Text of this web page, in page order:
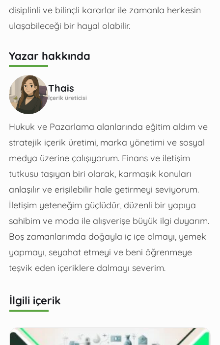
disiplinli ve bilinçli kararlar ile zamanla herkesin
ulaşabileceği bir hayal olabilir.
Yazar hakkında
Thais
İçerik üreticisi
Hukuk ve Pazarlama alanlarında eğitim aldım ve
stratejik içerik üretimi, marka yönetimi ve sosyal
medya üzerine çalışıyorum. Finans ve iletişim
tutkusu taşıyan biri olarak, karmaşık konuları
anlaşılır ve erişilebilir hale getirmeyi seviyorum.
İletişim yeteneğim güçlüdür, düzenli bir yapıya
sahibim ve moda ile alışverişe büyük ilgi duyarım.
Boş zamanlarımda doğayla iç içe olmayı, yemek
yapmayı, seyahat etmeyi ve beni öğrenmeye
teşvik eden içeriklere dalmayı severim.
İlgili içerik